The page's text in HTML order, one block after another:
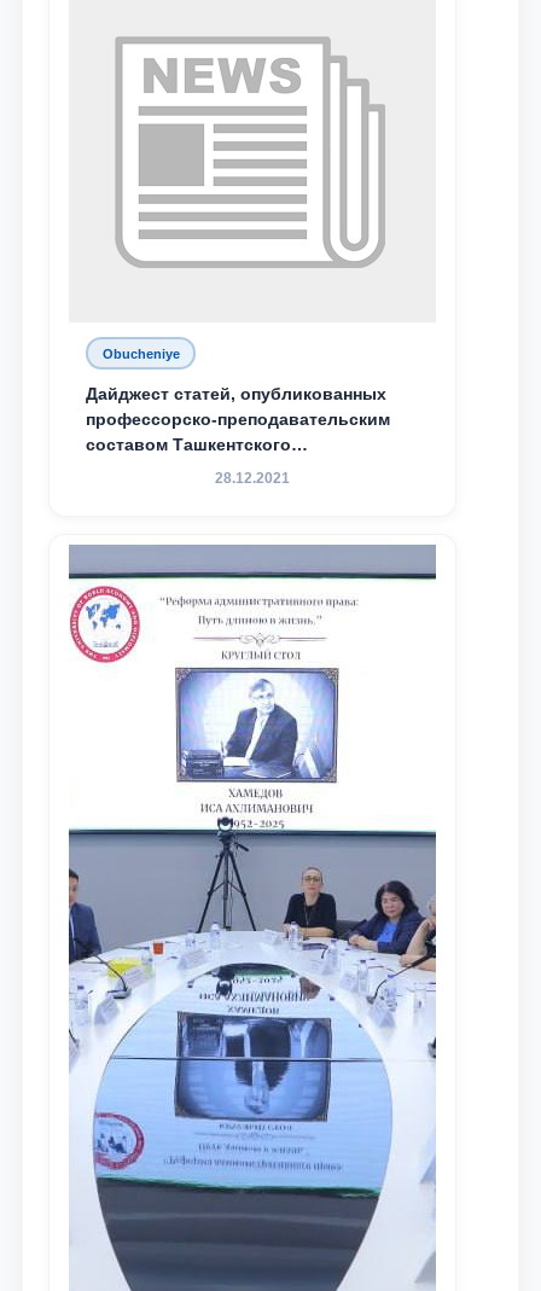
Obucheniye
Дайджест статей, опубликованных
профессорско-преподавательским
составом Ташкентского
государственного юридического
доведения до международного
сообщества результатов реформ и
исследований в сфере
противодействия коррупции
28.12.2021